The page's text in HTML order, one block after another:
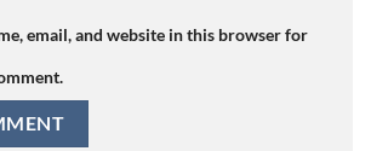
email, and website in this browser for